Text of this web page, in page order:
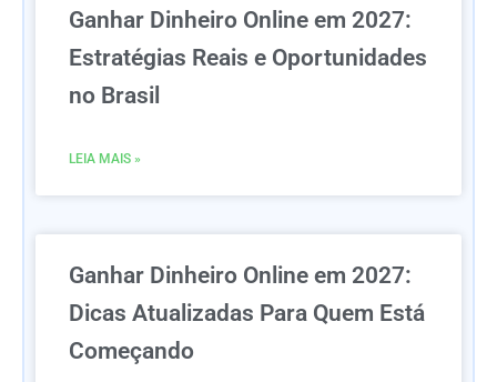
Ganhar Dinheiro Online em 2027:
Estratégias Reais e Oportunidades
no Brasil
LEIA MAIS »
Ganhar Dinheiro Online em 2027:
Dicas Atualizadas Para Quem Está
Começando